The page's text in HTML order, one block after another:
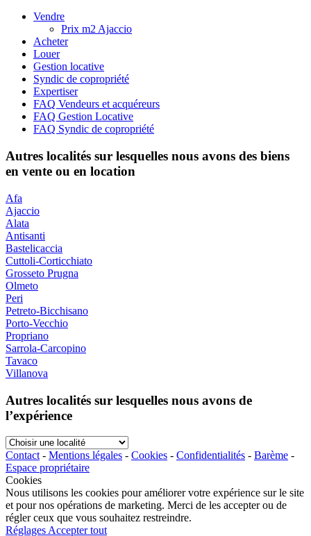
Vendre
Prix m2 Ajaccio
Acheter
Louer
Gestion locative
Syndic de copropriété
Expertiser
FAQ Vendeurs et acquéreurs
FAQ Gestion Locative
FAQ Syndic de copropriété
Autres localités sur lesquelles nous avons des biens
en vente ou en location
Afa
Ajaccio
Alata
Antisanti
Bastelicaccia
Cuttoli-Corticchiato
Grosseto Prugna
Olmeto
Peri
Petreto-Bicchisano
Porto-Vecchio
Propriano
Sarrola-Carcopino
Tavaco
Villanova
Autres localités sur lesquelles nous avons de
l’expérience
Choisir
une
localité
Contact - Mentions légales - Cookies - Confidentialités - Barème -
Espace propriétaire
Cookies
Nous utilisons les cookies pour améliorer votre expérience sur le site
et pour nos opérations de marketing. Merci de les accepter ou de
régler ceux que vous souhaitez restreindre.
Réglages Accepter tout